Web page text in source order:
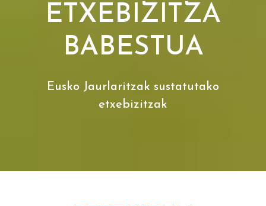
ETXEBIZITZA
BABESTUA
Eusko Jaurlaritzak sustatutako
etxebizitzak